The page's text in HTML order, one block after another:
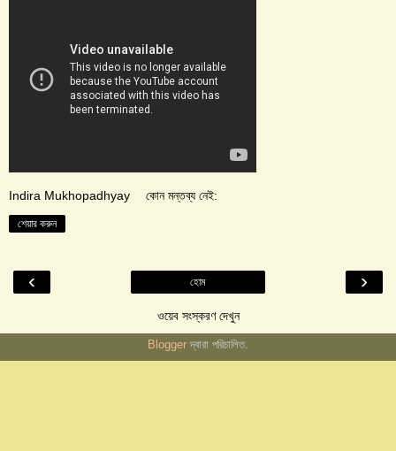
Indira Mukhopadhyay কোন মন্তব্য নেই:
শেয়ার করুন
‹ ›
হোম
ওয়েব সংস্করণ দেখুন
Blogger দ্বারা পরিচালিত.